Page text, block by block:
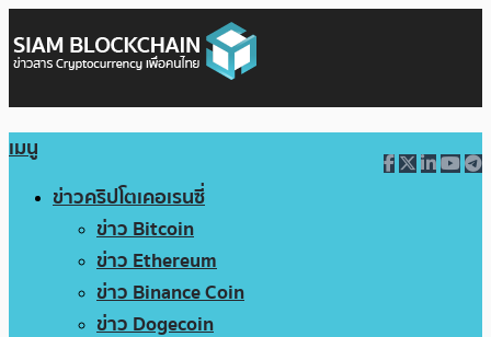
เมนู
ข่าวคริปโตเคอเรนซี่
ข่าว Bitcoin
ข่าว Ethereum
ข่าว Binance Coin
ข่าว Dogecoin